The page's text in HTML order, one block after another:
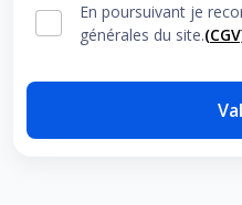
En poursuivant je
générales du site.